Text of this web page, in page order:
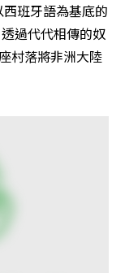
班牙語為基底的
過代代相傳的奴
村落將非洲大陸